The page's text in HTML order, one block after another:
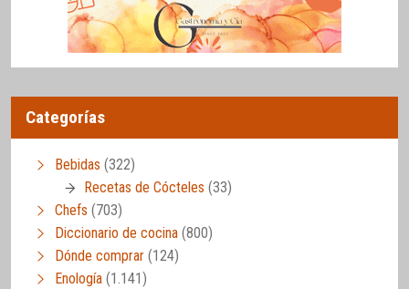
Categorías
Bebidas (322)
Recetas de Cócteles (33)
Chefs (703)
Diccionario de cocina (800)
Dónde comprar (124)
Enología (1.141)